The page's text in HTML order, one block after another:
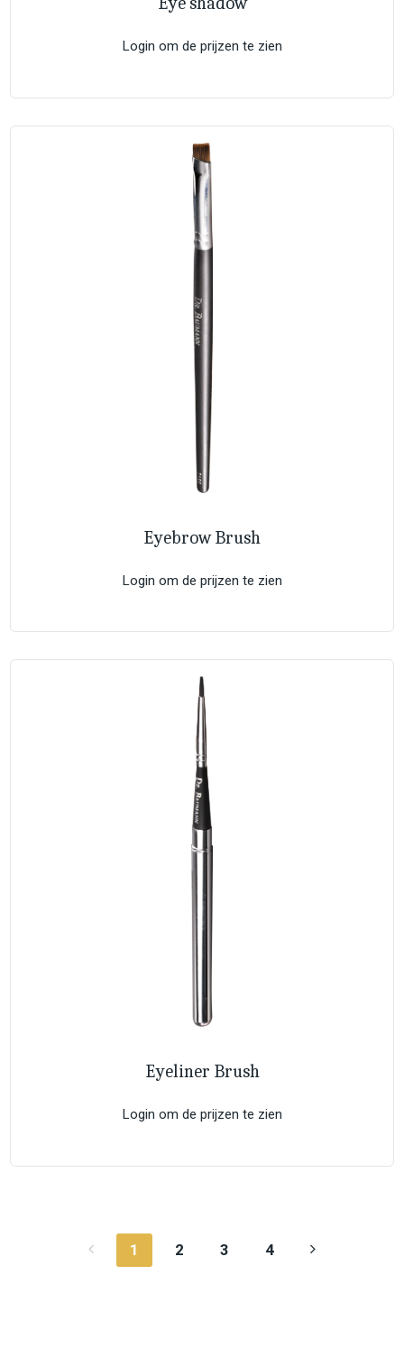
Login om de prijzen te zien
Eyebrow Brush
Login om de prijzen te zien
Eyeliner Brush
Login om de prijzen te zien
1 2 3 4